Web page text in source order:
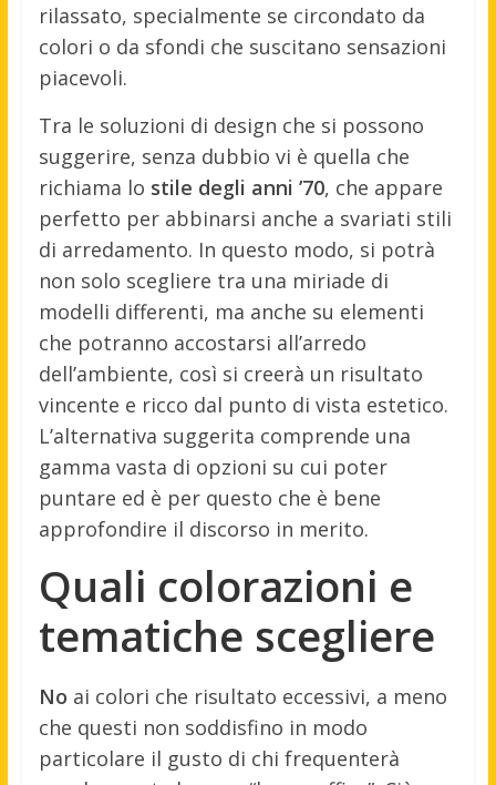
rilassato, specialmente se circondato da
colori o da sfondi che suscitano sensazioni
piacevoli.
Tra le soluzioni di design che si possono
suggerire, senza dubbio vi è quella che
richiama lo stile degli anni ’70, che appare
perfetto per abbinarsi anche a svariati stili
di arredamento. In questo modo, si potrà
non solo scegliere tra una miriade di
modelli differenti, ma anche su elementi
che potranno accostarsi all’arredo
dell’ambiente, così si creerà un risultato
vincente e ricco dal punto di vista estetico.
L’alternativa suggerita comprende una
gamma vasta di opzioni su cui poter
puntare ed è per questo che è bene
approfondire il discorso in merito.
Quali colorazioni e
tematiche scegliere
No ai colori che risultato eccessivi, a meno
che questi non soddisfino in modo
particolare il gusto di chi frequenterà